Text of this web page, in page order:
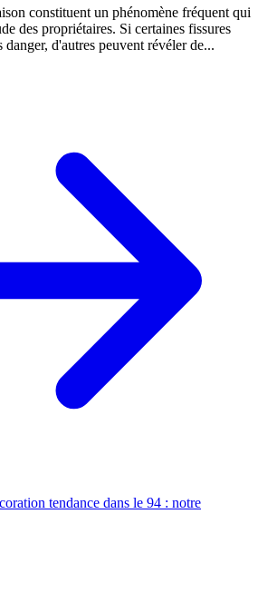
constituent un phénomène fréquent qui
des propriétaires. Si certaines fissures
danger, d'autres peuvent révéler de...